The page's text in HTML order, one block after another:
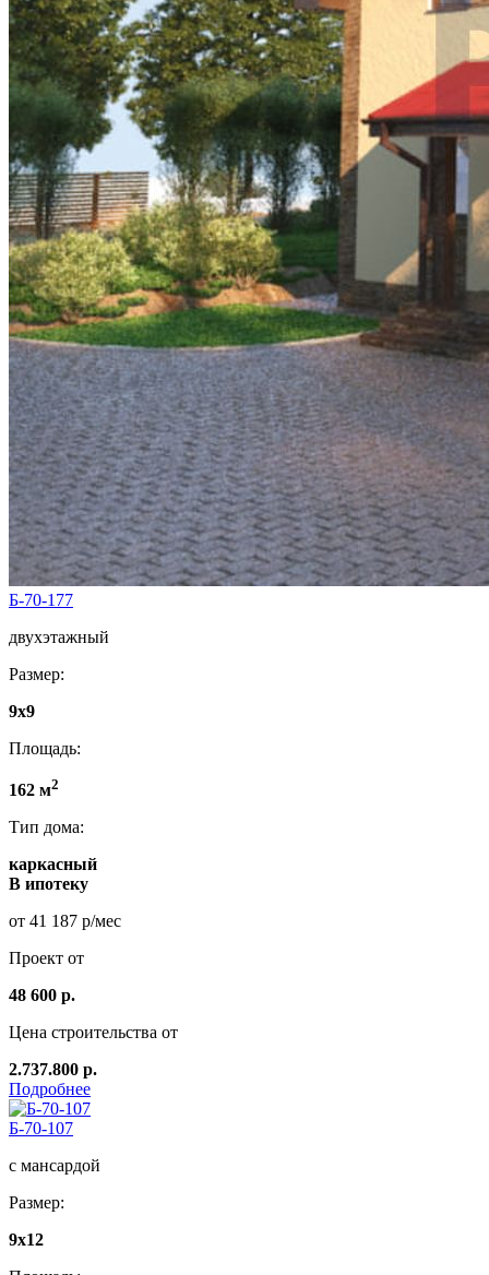
Б-70-177
двухэтажный
Размер:
9x9
Площадь:
162 м2
Тип дома:
каркасный
В ипотеку
от 41 187 р/мес
Проект от
48 600 р.
Цена строительства от
2.737.800 р.
Подробнее
Б-70-107
с мансардой
Размер:
9х12